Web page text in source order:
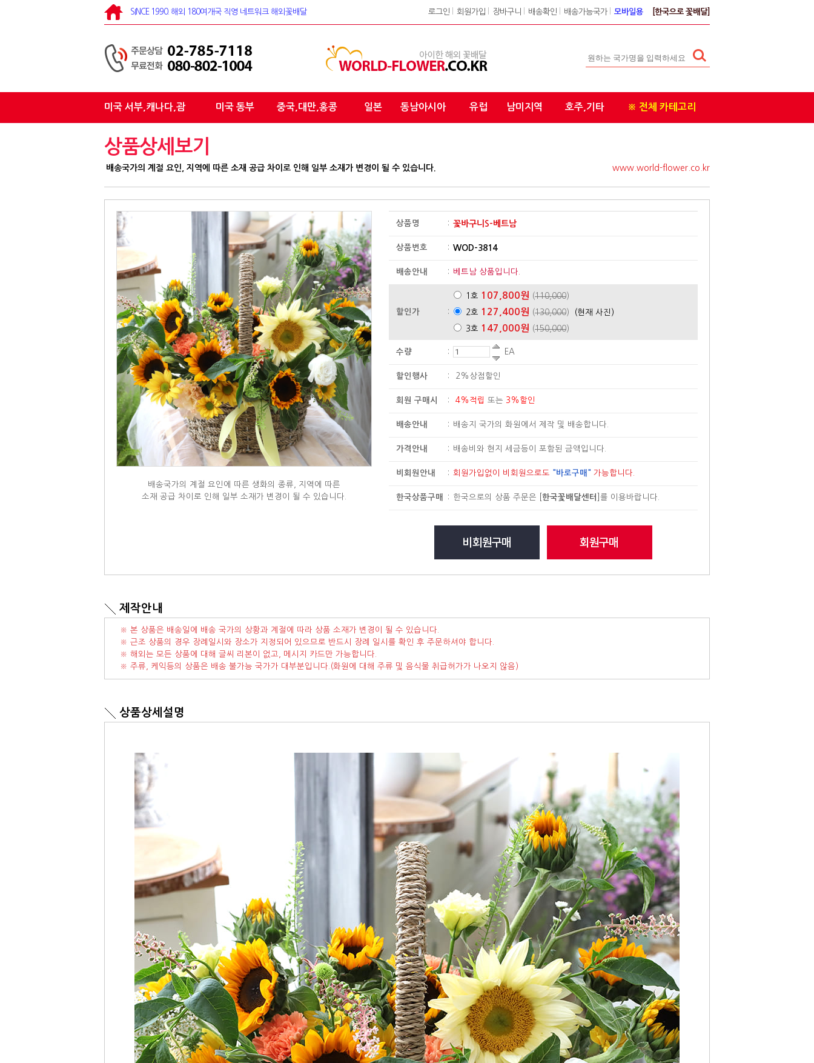
SINCE 1990. 해외 180여개국 직영 네트워크 해외꽃배달 로그인 회원가입 장바구니 배송확인 배송가능국가 모바일용 [한국으로 꽃배달]
미국 서부,캐나다,괌 미국 동부 중국,대만,홍콩 일본 동남아시아 유럽 남미지역 호주,기타 ※ 전체 카테고리
상품상세보기
배송국가의 계절 요인, 지역에 따른 소재 공급 차이로 인해 일부 소재가 변경이 될 수 있습니다. www.world-flower.co.kr
배송국가의 계절 요인에 따른 생화의 종류, 지역에 따른
소재 공급 차이로 인해 일부 소재가 변경이 될 수 있습니다.
상품명 : 꽃바구니S-베트남
상품번호 : WOD-3814
배송안내 : 베트남 상품입니다.
할인가 :
1호 107,800원 (110,000)
2호 127,400원 (130,000) (현재 사진)
3호 147,000원 (150,000)
수량 : EA
할인행사 : 2%상점할인
회원 구매시 : 4%적립 또는 3%할인
배송안내 : 배송지 국가의 화원에서 제작 및 배송합니다.
가격안내 : 배송비와 현지 세금등이 포함된 금액입니다.
비회원안내 : 회원가입없이 비회원으로도 "바로구매" 가능합니다.
한국상품구매 : 한국으로의 상품 주문은 한국꽃배달센터 를 이용바랍니다.
제작안내
※ 본 상품은 배송일에 배송 국가의 상황과 계절에 따라 상품 소재가 변경이 될 수 있습니다.
※ 근조 상품의 경우 장례일시와 장소가 지정되어 있으므로 반드시 장례 일시를 확인 후 주문하셔야 합니다.
※ 해외는 모든 상품에 대해 글씨 리본이 없고, 메시지 카드만 가능합니다.
※ 주류, 케익등의 상품은 배송 불가능 국가가 대부분입니다.(화원에 대해 주류 및 음식물 취급허가가 나오지 않음)
상품상세설명